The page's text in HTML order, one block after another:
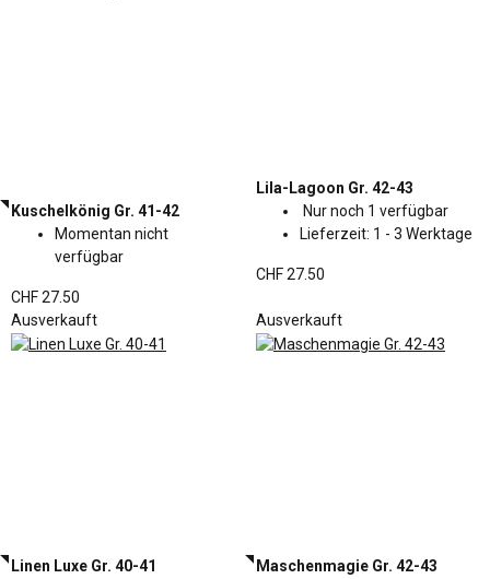
Kuschelkönig Gr. 41-42
Momentan nicht
verfügbar
CHF 27.50
Lila-Lagoon Gr. 42-43
Nur noch 1 verfügbar
Lieferzeit: 1 - 3 Werktage
CHF 27.50
Ausverkauft
Linen Luxe Gr. 40-41
Ausverkauft
Maschenmagie Gr. 42-43